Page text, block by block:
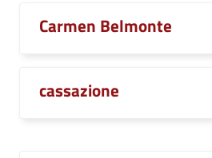
Carmen Belmonte
cassazione